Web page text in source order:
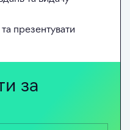
презентувати
за